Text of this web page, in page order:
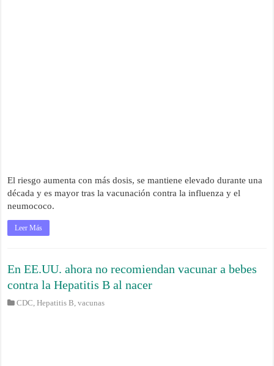
El riesgo aumenta con más dosis, se mantiene elevado durante una
década y es mayor tras la vacunación contra la influenza y el
neumococo.
Leer Más
En EE.UU. ahora no recomiendan vacunar a bebes
contra la Hepatitis B al nacer
CDC,Hepatitis B,vacunas